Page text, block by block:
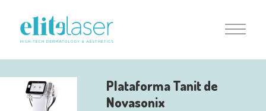
Plataforma Tanit de
Novasonix